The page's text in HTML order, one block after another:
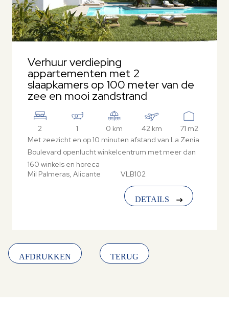
Verhuur verdieping
appartementen met 2
slaapkamers op 100 meter van de
zee en mooi zandstrand
2 1 0 km 42 km
71 m2
Met zeezicht en op 10 minuten afstand van La Zenia
Boulevard openlucht winkelcentrum met meer dan
160 winkels en horeca
Mil Palmeras, Alicante
VLB102
DETAILS
AFDRUKKEN TERUG